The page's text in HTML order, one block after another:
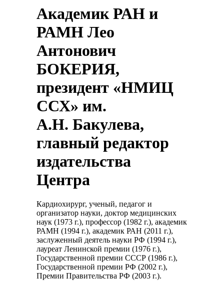
Академик РАН и
РАМН Лео
Антонович
БОКЕРИЯ,
президент «НМИЦ
ССХ» им.
А.Н. Бакулева,
главный редактор
издательства
Центра
Кардиохирург, ученый, педагог и
организатор науки, доктор медицинских
наук (1973 г.), профессор (1982 г.), академик
РАМН (1994 г.), академик РАН (2011 г.),
заслуженный деятель науки РФ (1994 г.),
лауреат Ленинской премии (1976 г.),
Государственной премии СССР (1986 г.),
Государственной премии РФ (2002 г.),
Премии Правительства РФ (2003 г.).